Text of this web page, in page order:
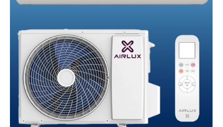
AÑADIR AL CARRITO